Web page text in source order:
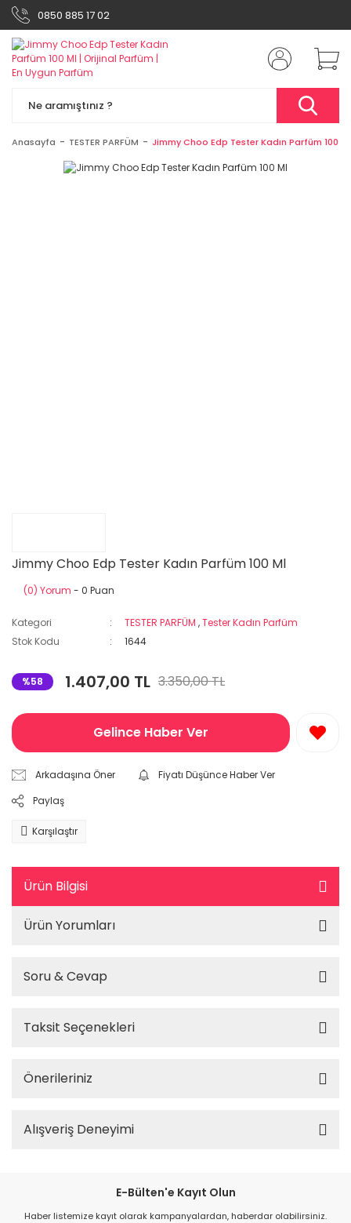
0850 885 17 02
Anasayfa TESTER PARFÜM Jimmy Choo Edp Tester Kadın Parfüm 100 Ml
Jimmy Choo Edp Tester Kadın Parfüm 100 Ml
(0) Yorum - 0 Puan
Kategori TESTER PARFÜM ,Tester Kadın Parfüm
Stok Kodu
1644
%58 1.407,00 TL 3.350,00 TL
Gelince Haber Ver
Arkadaşına Öner
Fiyatı Düşünce Haber Ver
Paylaş
Karşılaştır
Ürün Bilgisi
Ürün Yorumları
Soru & Cevap
Taksit Seçenekleri
Önerileriniz
Alışveriş Deneyimi
E-Bülten'e Kayıt Olun
Haber listemize kayıt olarak kampanyalardan, haberdar olabilirsiniz.